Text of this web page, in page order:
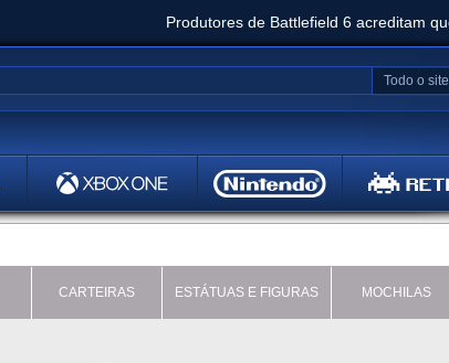
Produtores de Battlefield 6 acreditam
Clair Obscur: Expedition 33 já vendeu 5
Todo o site
CARTEIRAS ESTÁTUAS E FIGURAS MOCHILAS